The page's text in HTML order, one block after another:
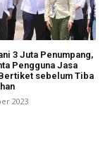
3 Juta Penumpang,
Pengguna Jasa
sebelum Tiba
2023